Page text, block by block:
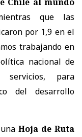
que las
por 1,9 en el
trabajando en
nacional de
para
del desarrollo
Hoja de Ruta